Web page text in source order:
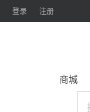
登录 注册
商城